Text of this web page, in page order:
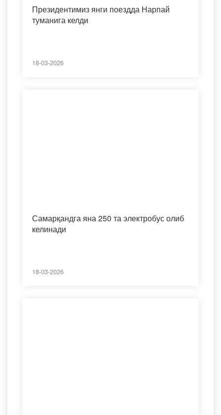
Президентимиз янги поездда Нарпай
туманига келди
18-03-2026
Самарқандга яна 250 та электробус олиб
келинади
18-03-2026